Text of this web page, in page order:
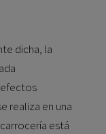
dicha, la
realiza en una
está